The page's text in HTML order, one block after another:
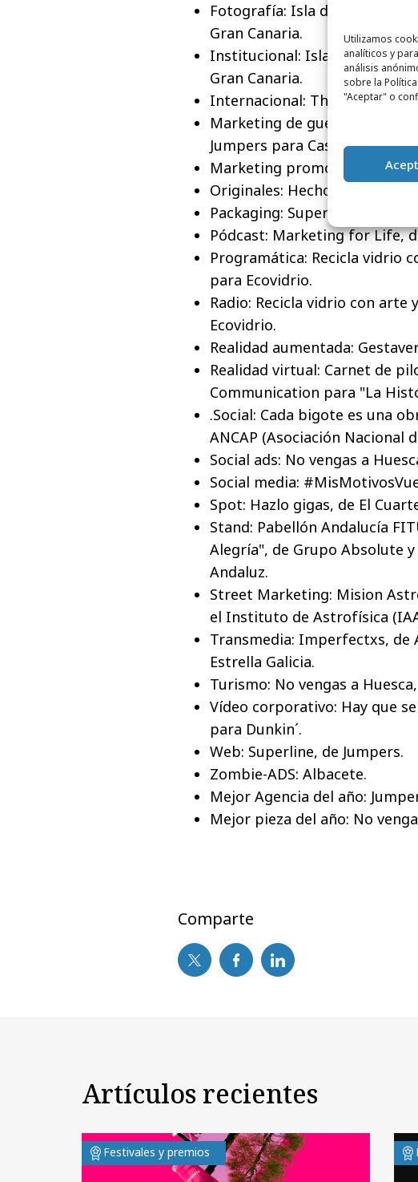
Utilizamos
analíticos y
análisis
sobre la
"Aceptar" o
Fotografía: Isla de mi vida, de
Gran Canaria.
Institucional: Isla de mi vida,
Gran Canaria.
Internacional: The Game
Marketing de guerrilla: Dale
Jumpers para Castellana
Marketing promocional:
Originales: Hecho tomate a
Packaging: Superline, de
Pódcast: Marketing for
Programática: Recicla vidrio
para Ecovidrio.
Radio: Recicla vidrio con arte
Ecovidrio.
Realidad aumentada:
Realidad virtual: Carnet de
Communication para "La
.Social: Cada bigote es una
ANCAP (Asociación Nacional
Social ads: No vengas a
Social media:
Spot: Hazlo gigas, de El
Stand: Pabellón Andalucía
Alegría", de Grupo Absolute
Andaluz.
Street Marketing: Mision
el Instituto de Astrofísica
Transmedia: Imperfectxs, de
Estrella Galicia.
Turismo: No vengas a
Vídeo corporativo: Hay que
para Dunkin´.
Web: Superline, de
Zombie-ADS:
Mejor Agencia del
Mejor pieza del año: No
Comparte
Artículos recientes
Festivales y premios